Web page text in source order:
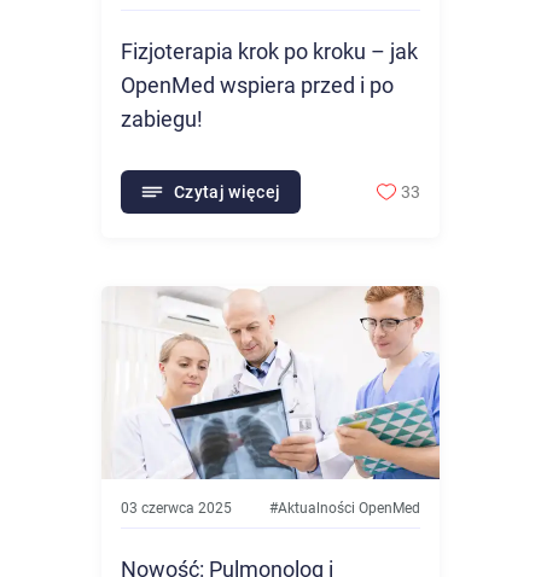
Fizjoterapia krok po kroku – jak
OpenMed wspiera przed i po
zabiegu!
Czytaj więcej 33
03 czerwca 2025 #Aktualności OpenMed
Nowość: Pulmonolog i